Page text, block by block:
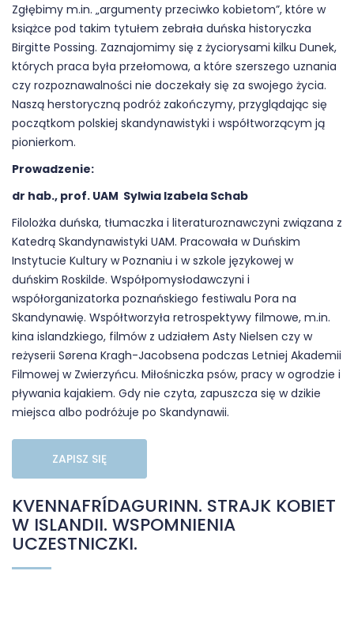
Zgłębimy m.in. „argumenty przeciwko kobietom”, które w
książce pod takim tytułem zebrała duńska historyczka
Birgitte Possing. Zaznajomimy się z życiorysami kilku Dunek,
których praca była przełomowa, a które szerszego uznania
czy rozpoznawalności nie doczekały się za swojego życia.
Naszą herstoryczną podróż zakończymy, przyglądając się
początkom polskiej skandynawistyki i współtworzącym ją
pionierkom.
Prowadzenie:
dr hab., prof. UAM Sylwia Izabela Schab
Filolożka duńska, tłumaczka i literaturoznawczyni związana z
Katedrą Skandynawistyki UAM. Pracowała w Duńskim
Instytucie Kultury w Poznaniu i w szkole językowej w
duńskim Roskilde. Współpomysłodawczyni i
współorganizatorka poznańskiego festiwalu Pora na
Skandynawię. Współtworzyła retrospektywy filmowe, m.in.
kina islandzkiego, filmów z udziałem Asty Nielsen czy w
reżyserii Sørena Kragh-Jacobsena podczas Letniej Akademii
Filmowej w Zwierzyńcu. Miłośniczka psów, pracy w ogrodzie i
pływania kajakiem. Gdy nie czyta, zapuszcza się w dzikie
miejsca albo podróżuje po Skandynawii.
ZAPISZ SIĘ
KVENNAFRÍDAGURINN. STRAJK KOBIET
W ISLANDII. WSPOMNIENIA
UCZESTNICZKI.